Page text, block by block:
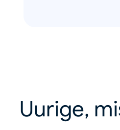
Uurige,